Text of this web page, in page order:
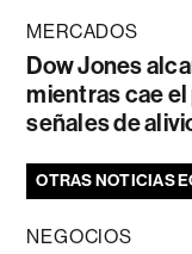
MERCADOS
Dow Jones
mientras cae
señales de
OTRAS NOTICIAS
NEGOCIOS